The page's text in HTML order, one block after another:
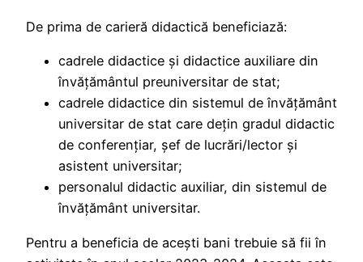
De prima de carieră didactică beneficiază:
cadrele didactice și didactice auxiliare din
învățământul preuniversitar de stat;
cadrele didactice din sistemul de învățământ
universitar de stat care dețin gradul didactic
de conferențiar, șef de lucrări/lector și
asistent universitar;
personalul didactic auxiliar, din sistemul de
învățământ universitar.
Pentru a beneficia de acești bani trebuie să fii în